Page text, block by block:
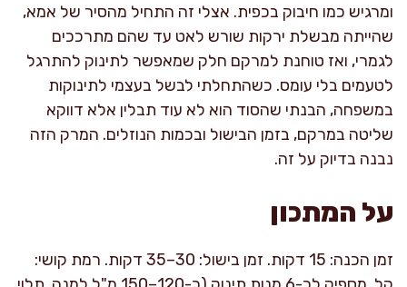
ומרגיש כמו חיבוק בכפית. אצלי זה התחיל מהסיר של אמא,
שהייתה מבשלת ירקות שורש לאט עד שהם מתרככים
לגמרי, ואז טוחנת למרקם חלק שמאפשר לתינוק להתרגל
לטעמים בלי עומס. כשהתחלתי לבשל בעצמי לתינוקות
במשפחה, הבנתי שהסוד הוא לא עוד תבלין אלא דווקא
שליטה במרקם, בזמן הבישול ובכמות הנוזלים. המרק הזה
נבנה בדיוק על זה.
על המתכון
זמן הכנה: 15 דקות. זמן בישול: 30–35 דקות. רמת קושי: